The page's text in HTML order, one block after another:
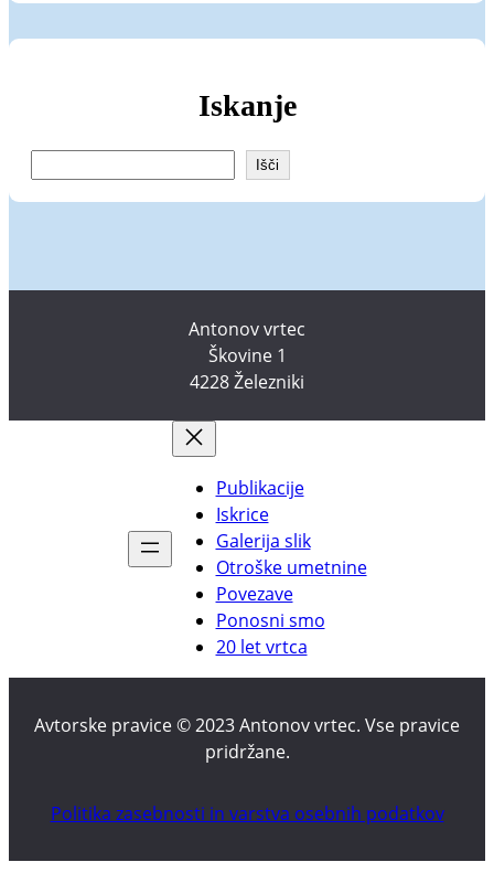
Iskanje
Išči
Antonov vrtec
Škovine 1
4228 Železniki
Publikacije
Iskrice
Galerija slik
Otroške umetnine
Povezave
Ponosni smo
20 let vrtca
Avtorske pravice © 2023 Antonov vrtec. Vse pravice
pridržane.
Politika zasebnosti in varstva osebnih podatkov